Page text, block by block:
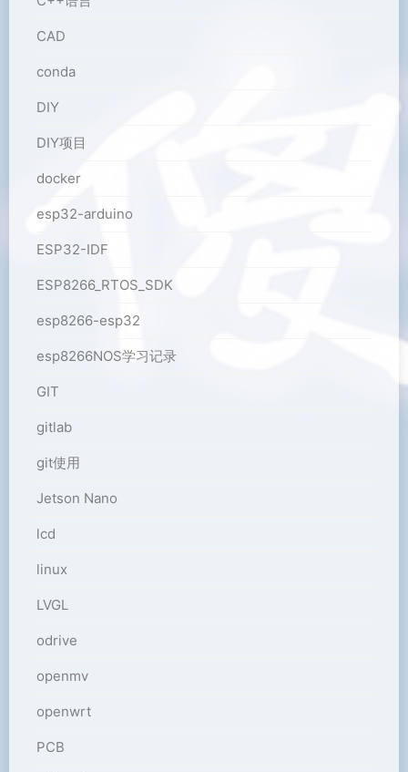
CAD
conda
DIY
DIY项目
docker
esp32-arduino
ESP32-IDF
ESP8266_RTOS_SDK
esp8266-esp32
esp8266NOS学习记录
GIT
gitlab
git使用
Jetson Nano
lcd
linux
LVGL
odrive
openmv
openwrt
PCB